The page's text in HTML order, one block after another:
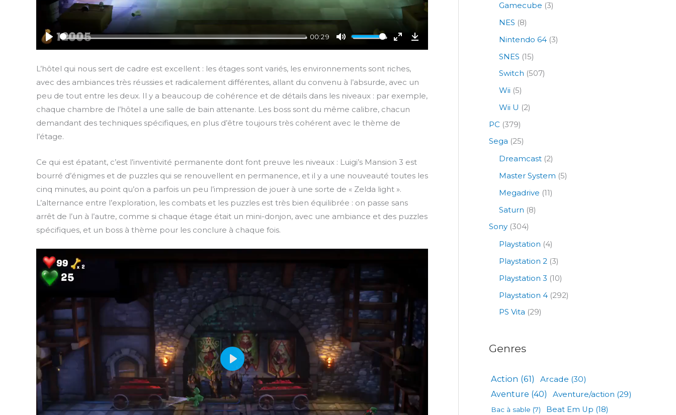
a
y
00:29
t
e
t
e
r
f
u
s
c
n
n
l
L’hôtel qui nous sert de cadre est excellent : les étages sont variés, les environnements sont riches,
avec des ambiances très réussies et radicalement différentes, allant du convenu à l’absurde, avec un
peu de tout entre les deux. Il y a beaucoup de cohérence et de détails dans les niveaux : par exemple,
chaque chambre de l’hôtel a une salle de bain attenante. Les boss sont du même calibre, chacun
demandant des techniques spécifiques, en plus d’être toujours très cohérent avec le thème de
l’étage.
Ce qui est épatant, c’est l’inventivité permanente dont font preuve les niveaux : Luigi’s Mansion 3 est
bourré d’énigmes et de puzzles qui se renouvellent en permanence, et il y a une nouveauté toutes les
cinq minutes, au point qu’on a parfois un peu l’impression de jouer à une sorte de « Zelda light ».
L’alternance entre l’exploration, les combats et les puzzles est très bien équilibrée : on passe sans
arrêt de l’un à l’autre, comme si chaque étage était un mini-donjon, avec une ambiance et des puzzles
spécifiques, et un boss à thème pour les conclure à chaque fois.
P
l
a
y
Gamecube (3)
NES (8)
Nintendo 64 (3)
SNES (15)
Switch (507)
Wii (5)
Wii U (2)
PC (379)
Sega (25)
Dreamcast (2)
Master System (5)
Megadrive (11)
Saturn (8)
Sony (304)
Playstation (4)
Playstation 2 (3)
Playstation 3 (10)
Playstation 4 (292)
PS Vita (29)
Genres
Action (61) Arcade (30)
Aventure (40) Aventure/action (29)
Bac à sable (7) Beat Em Up (18)